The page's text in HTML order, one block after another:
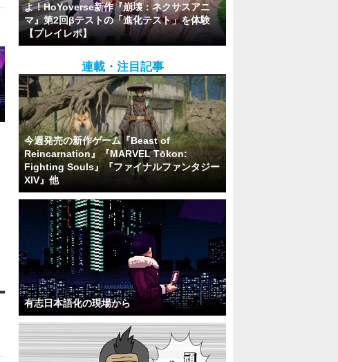
よ！HoYoverse新作『崩壊：ネクサスアニ
マ』第2回βテストの「進化テスト」を体験
【プレイレポ】
連載・注目記事
今週発売の新作ゲーム『Beast of
Reincarnation』『MARVEL Tōkon:
Fighting Souls』『ファイナルファンタジー
XIV』他
有志日本語化の現場から